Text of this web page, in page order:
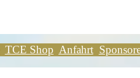
TCE Shop Anfahrt